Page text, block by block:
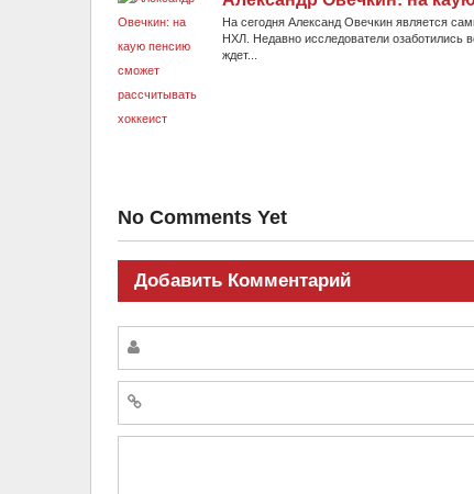
На сегодня Александ Овечкин является
НХЛ. Недавно исследователи озаботились
ждет...
No Comments Yet
Добавить Комментарий